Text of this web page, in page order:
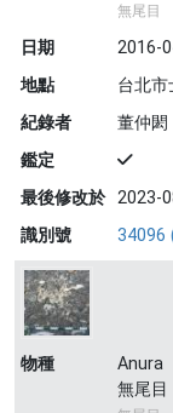
無尾目
日期
2016-
地點
台北市
紀錄者
董仲閎
鑑定
最後修改於 2023-
識別號
34096
物種
Anura
無尾目